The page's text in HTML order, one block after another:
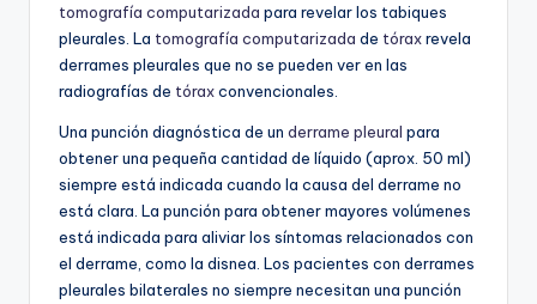
tomografía computarizada para revelar los tabiques
pleurales. La tomografía computarizada de tóraxrevela
derrames pleurales que no se pueden ver en las
radiografías de tóraxconvencionales.
Una punción diagnóstica de un derrame pleural para
obtener una pequeña cantidad de líquido (aprox. 50 ml)
siempre está indicada cuando la causa del derrame no
está clara. La punción para obtener mayores volúmenes
está indicada para aliviar los síntomas relacionados con
el derrame, como la disnea. Los pacientes con derrames
pleurales bilaterales no siempre necesitan una punción